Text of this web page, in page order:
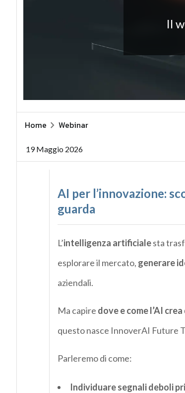
Il
Home Webinar
19 Maggio 2026
AI per l’innovazione:
guarda
L’intelligenza artificialesta
esplorare il mercato, generare
aziendali.
Ma capire dove e come l’AI
questo nasce InnoverAI Future
Parleremo di come:
Individuare segnali deboli